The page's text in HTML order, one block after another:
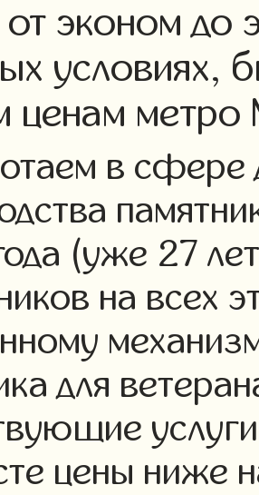
от эконом до
условиях,
ценам метро
в сфере
(уже 27
на всех
для
цены ниже